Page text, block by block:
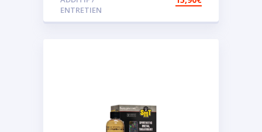
assistée
ENTRETIEN